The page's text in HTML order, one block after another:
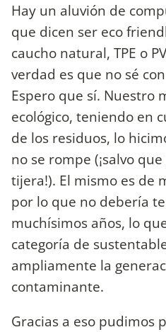
Hay un aluvión de
que dicen ser eco
caucho natural, TPE o
verdad es que no sé
Espero que sí. Nuestro
ecológico, teniendo en
de los residuos, lo
no se rompe (¡salvo
tijera!). El mismo es de
por lo que no debería
muchísimos años, lo
categoría de
ampliamente la
contaminante.
Gracias a eso pudimos